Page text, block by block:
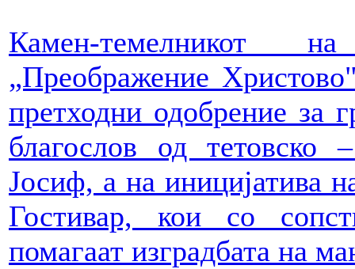
Камен-темелникот
„Преображение
претходни одобрение за
благослов од тетовско
Јосиф, а на иницијатива
Гостивар, кои со
помагаат изградбата на